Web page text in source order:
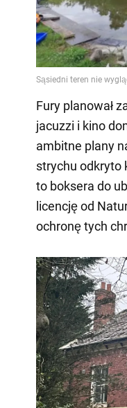
Fury planował
jacuzzi i kino
ambitne plany
strychu odkryto
to boksera do
licencję od
ochronę tych